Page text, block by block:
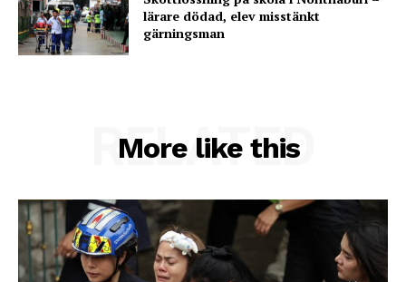
lärare dödad, elev misstänkt
gärningsman
More like this
RELATED